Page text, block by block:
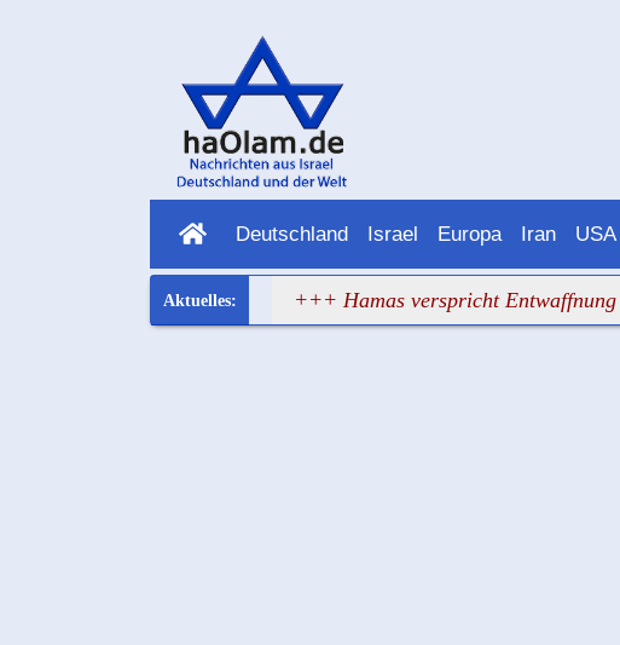
Deutschland Israel Europa Iran USA
hat wieder versagt +++ Hamas verspricht Entwaffnung und